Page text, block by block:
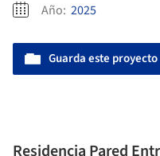
Año: 2025
Guarda este proyecto
Residencia Pared